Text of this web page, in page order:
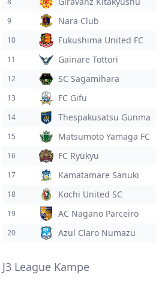
9
Nara Club
10
Fukushima United FC
11
Gainare Tottori
12
SC Sagamihara
13
FC Gifu
14
Thespakusatsu Gunma
15
Matsumoto Yamaga FC
16
FC Ryukyu
17
Kamatamare Sanuki
18
Kochi United SC
19
AC Nagano Parceiro
20
Azul Claro Numazu
J3 League Kampe